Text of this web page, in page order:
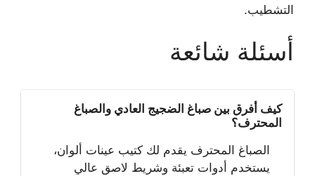
التشطيب.
أسئلة شائعة
كيف أفرق بين صباغ الضجيج العادي والصباغ
المحترف؟
الصباغ المحترف يقدم لك كتيب عينات ألوان،
يستخدم أدوات تعبئة وشريط لاصق عالي